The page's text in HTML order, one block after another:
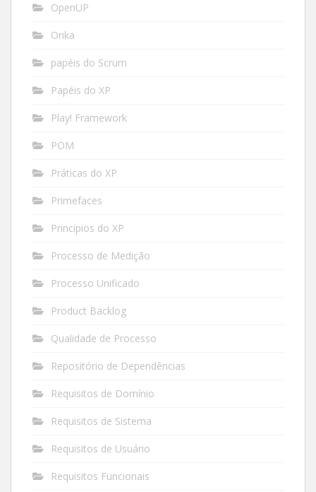
OpenUP
Orika
papéis do Scrum
Papéis do XP
Play! Framework
POM
Práticas do XP
Primefaces
Principios do XP
Processo de Medição
Processo Unificado
Product Backlog
Qualidade de Processo
Repositório de Dependências
Requisitos de Domínio
Requisitos de Sistema
Requisitos de Usuário
Requisitos Funcionais